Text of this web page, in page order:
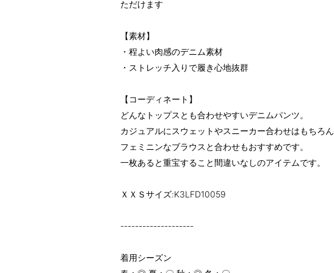
ただけます
【素材】
・程よい肉感のデニム素材
・ストレッチ入りで履き心地抜群
【コーディネート】
どんなトップスとも合わせやすいデニムパンツ。
カジュアルにスウェットやスニーカー合わせはもちろん
フェミニンなブラウスと合わせもおすすめです。
一枚あると重宝すること間違いなしのアイテムです。
ＸＸＳサイズ:K3LFD10059
--------------------
着用シーズン